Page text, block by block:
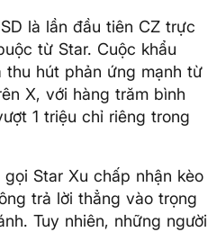
là lần đầu tiên CZ trực
từ Star. Cuộc khẩu
thu hút phản ứng mạnh từ
X, với hàng trăm bình
1 triệu chỉ riêng trong
Star Xu chấp nhận kèo
trả lời thẳng vào trọng
Tuy nhiên, những người